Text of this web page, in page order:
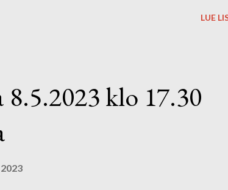
tai esim. Facebook-viestillä.
ilmoittautuneille.
LUE
klo 17.30